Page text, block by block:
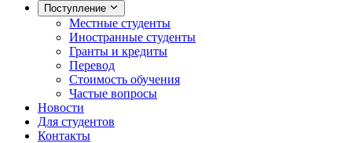
Поступление
Местные студенты
Иностранные студенты
Гранты и кредиты
Перевод
Стоимость обучения
Частые вопросы
Новости
Для студентов
Контакты